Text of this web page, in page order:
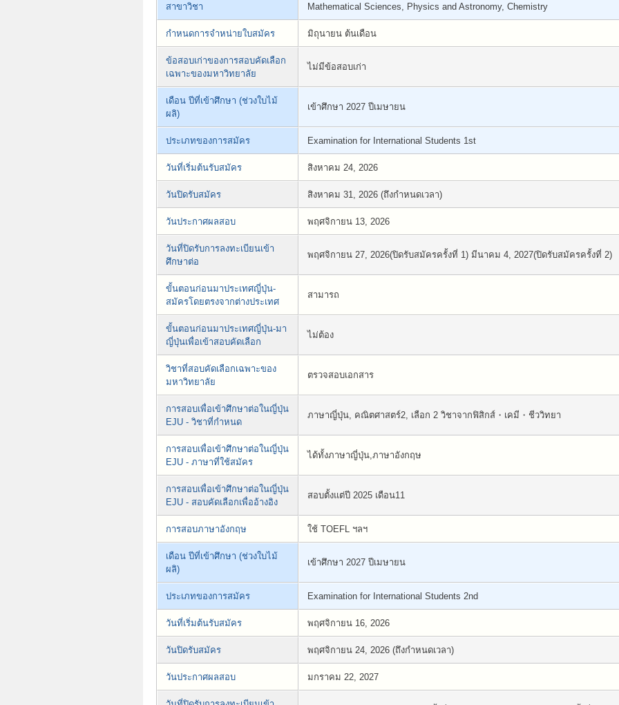
สาขาวิชา Mathematical Sciences, Physics and Astronomy, Chemistry
กำหนดการจำหน่ายใบสมัคร มิถุนายน ต้นเดือน
ข้อสอบเก่าของการสอบคัดเลือก
เฉพาะของมหาวิทยาลัย
ไม่มีข้อสอบเก่า
เดือน ปีที่เข้าศึกษา (ช่วงใบไม้
ผลิ)
เข้าศึกษา 2027 ปีเมษายน
ประเภทของการสมัคร Examination for International Students 1st
วันที่เริ่มต้นรับสมัคร สิงหาคม 24, 2026
วันปิดรับสมัคร สิงหาคม 31, 2026 (ถึงกำหนดเวลา)
วันประกาศผลสอบ พฤศจิกายน 13, 2026
วันที่ปิดรับการลงทะเบียนเข้า
ศึกษาต่อ
พฤศจิกายน 27, 2026(ปิดรับสมัครครั้งที่ 1) มีนาคม 4, 2027(ปิดรับสมัครครั้งที่ 2)
ขั้นตอนก่อนมาประเทศญี่ปุ่น-
สมัครโดยตรงจากต่างประเทศ
สามารถ
ขั้นตอนก่อนมาประเทศญี่ปุ่น-มา
ญี่ปุ่นเพื่อเข้าสอบคัดเลือก
ไม่ต้อง
วิชาที่สอบคัดเลือกเฉพาะของ
มหาวิทยาลัย
ตรวจสอบเอกสาร
การสอบเพื่อเข้าศึกษาต่อในญี่ปุ่น
EJU - วิชาที่กำหนด
ภาษาญี่ปุ่น, คณิตศาสตร์2, เลือก 2 วิชาจากฟิสิกส์・เคมี・ชีววิทยา
การสอบเพื่อเข้าศึกษาต่อในญี่ปุ่น
EJU - ภาษาที่ใช้สมัคร
ได้ทั้งภาษาญี่ปุ่น,ภาษาอังกฤษ
การสอบเพื่อเข้าศึกษาต่อในญี่ปุ่น
EJU - สอบคัดเลือกเพื่ออ้างอิง
สอบตั้งแต่ปี 2025 เดือน11
การสอบภาษาอังกฤษ ใช้ TOEFL ฯลฯ
เดือน ปีที่เข้าศึกษา (ช่วงใบไม้
ผลิ)
เข้าศึกษา 2027 ปีเมษายน
ประเภทของการสมัคร Examination for International Students 2nd
วันที่เริ่มต้นรับสมัคร พฤศจิกายน 16, 2026
วันปิดรับสมัคร พฤศจิกายน 24, 2026 (ถึงกำหนดเวลา)
วันประกาศผลสอบ มกราคม 22, 2027